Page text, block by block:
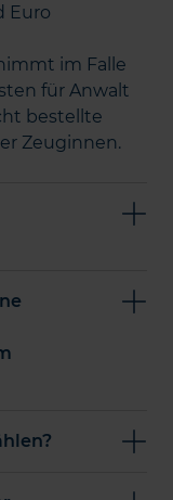
Euro
im Falle
für Anwalt
bestellte
Zeuginnen.